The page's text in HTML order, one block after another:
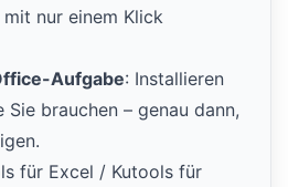
nur einem Klick
Aufgabe: Installieren
Sie brauchen – genau dann,
für Excel / Kutools für